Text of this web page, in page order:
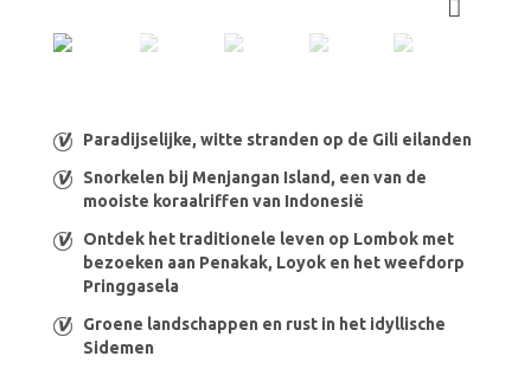
Paradijselijke, witte stranden op de Gili eilanden
Snorkelen bij Menjangan Island, een van de
mooiste koraalriffen van Indonesië
Ontdek het traditionele leven op Lombok met
bezoeken aan Penakak, Loyok en het weefdorp
Pringgasela
Groene landschappen en rust in het idyllische
Sidemen